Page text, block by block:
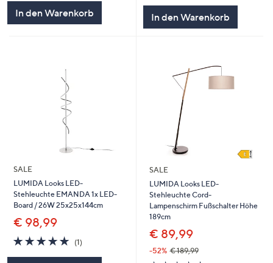
In den Warenkorb In den Warenkorb
SALE
LUMIDA Looks LED-
Stehleuchte EMANDA 1x LED-
Board / 26W 25x25x144cm
€ 98,99
5.0
von
5
(1)
SALE
LUMIDA Looks LED-
Stehleuchte Cord-
Lampenschirm Fußschalter Höhe
189cm
€ 89,99
-52% € 189,99